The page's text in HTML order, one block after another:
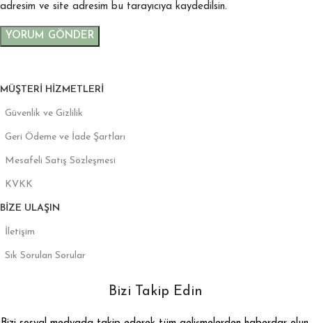
adresim ve site adresim bu tarayıcıya kaydedilsin.
MÜŞTERI HIZMETLERI
Güvenlik ve Gizlilik
Geri Ödeme ve İade Şartları
Mesafeli Satış Sözleşmesi
KVKK
BIZE ULAŞIN
İletişim
Sık Sorulan Sorular
Bizi Takip Edin